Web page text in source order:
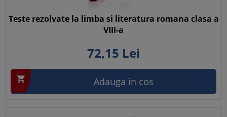
Teste rezolvate la limba si literatura romana clasa a
VIII-a
72,15 Lei
 Adauga in cos